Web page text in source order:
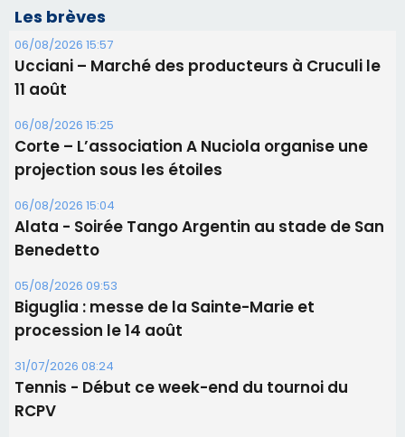
Les brèves
06/08/2026 15:57
Ucciani – Marché des producteurs à Cruculi le
11 août
06/08/2026 15:25
Corte – L’association A Nuciola organise une
projection sous les étoiles
06/08/2026 15:04
Alata - Soirée Tango Argentin au stade de San
Benedetto
05/08/2026 09:53
Biguglia : messe de la Sainte-Marie et
procession le 14 août
31/07/2026 08:24
Tennis - Début ce week-end du tournoi du
RCPV